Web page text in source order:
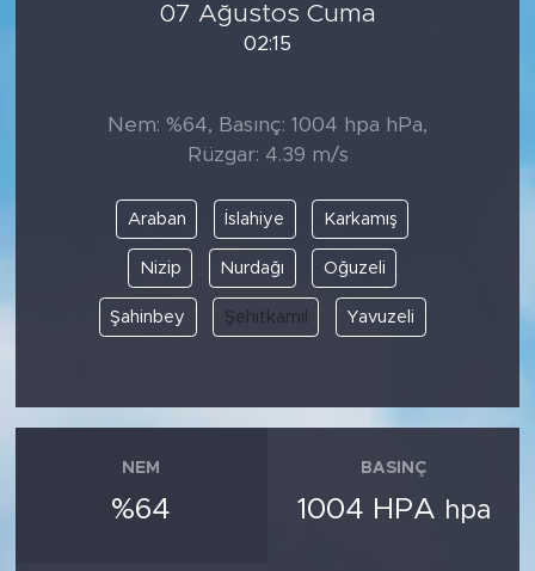
07 Ağustos Cuma
02:15
Nem: %64, Basınç: 1004 hpa hPa,
Rüzgar: 4.39 m/s
Araban İslahiye Karkamış
Nizip Nurdağı Oğuzeli
Şahinbey Şehitkamil Yavuzeli
NEM
%64
BASINÇ
1004 HPA hpa